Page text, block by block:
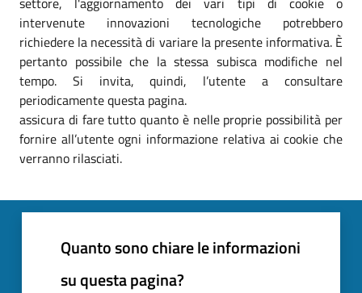
intervenute innovazioni tecnologiche potrebbero
richiedere la necessità di variare la presente informativa. È
pertanto possibile che la stessa subisca modifiche nel
tempo. Si invita, quindi, l’utente a consultare
periodicamente questa pagina.
assicura di fare tutto quanto è nelle proprie possibilità per
fornire all’utente ogni informazione relativa ai cookie che
verranno rilasciati.
Quanto sono chiare le informazioni
su questa pagina?